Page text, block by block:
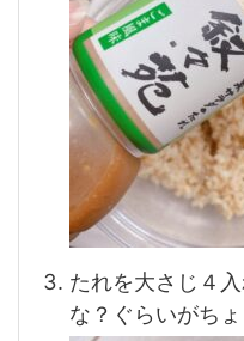
たれを大さじ４
な？ぐらいがちょ